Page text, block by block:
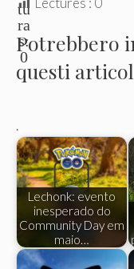
tu
ra
s:
0
Potrebbero
questi
.
Lechonk: evento
inesperado do
Community Day em
maio…